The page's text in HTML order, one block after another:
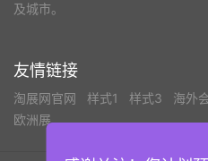
及城市。
友情链接
淘展网官网 样式1 样式3 海外
欧洲展